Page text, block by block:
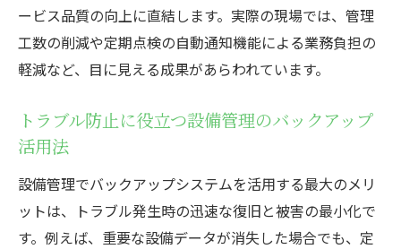
ービス品質の向上に直結します。実際の現場では、管理
工数の削減や定期点検の自動通知機能による業務負担の
軽減など、目に見える成果があらわれています。
トラブル防止に役立つ設備管理のバックアップ
活用法
設備管理でバックアップシステムを活用する最大のメリ
ットは、トラブル発生時の迅速な復旧と被害の最小化で
す。例えば、重要な設備データが消失した場合でも、定